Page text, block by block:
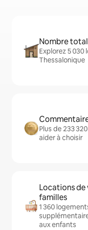
Nombre
Explorez 5 030
Thessalonique
Plus de 233
aider à choisir
Locations de
familles
1 360
aux enfants